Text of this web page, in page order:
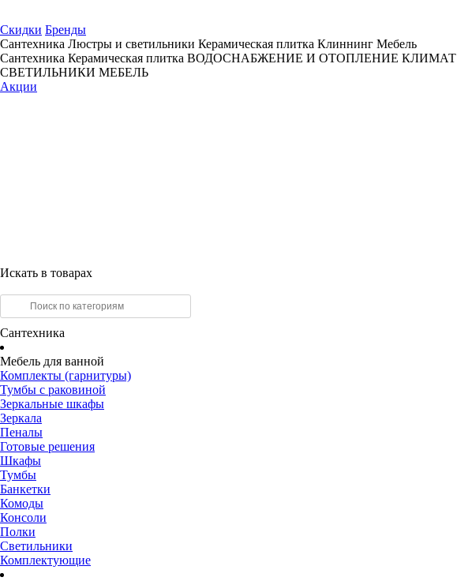
Скидки Бренды
Сантехника Люстры и светильники Керамическая плитка Клиннинг Мебель
Сантехника Керамическая плитка ВОДОСНАБЖЕНИЕ И ОТОПЛЕНИЕ КЛИМАТ
СВЕТИЛЬНИКИ МЕБЕЛЬ
Акции
Искать в товарах
Сантехника
Мебель для ванной
Комплекты (гарнитуры)
Тумбы с раковиной
Зеркальные шкафы
Зеркала
Пеналы
Готовые решения
Шкафы
Тумбы
Банкетки
Комоды
Консоли
Полки
Светильники
Комплектующие